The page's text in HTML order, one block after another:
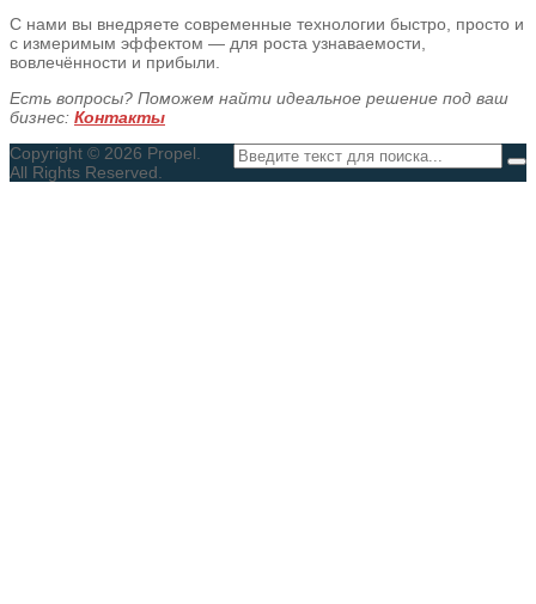
С нами вы внедряете современные технологии быстро, просто и
с измеримым эффектом — для роста узнаваемости,
вовлечённости и прибыли.
Есть вопросы? Поможем найти идеальное решение под ваш
бизнес: Контакты
Copyright © 2026 Propel.
All Rights Reserved.